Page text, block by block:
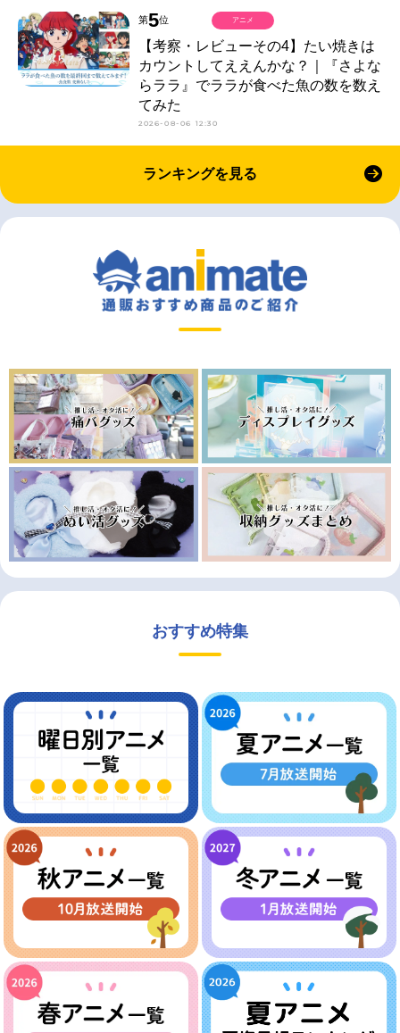
第5位
【考察・レビューその4】たい焼きは
カウントしてええんかな？｜『さよな
らララ』でララが食べた魚の数を数え
てみた
2026-08-06 12:30
アニメ
ランキングを見る
おすすめ特集